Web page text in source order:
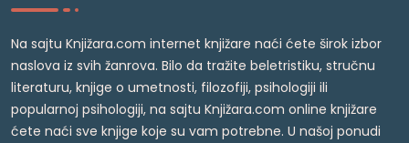
Na sajtu Knjižara.com internet knjižare naći ćete širok izbor
naslova iz svih žanrova. Bilo da tražite beletristiku, stručnu
literaturu, knjige o umetnosti, filozofiji, psihologiji ili
popularnoj psihologiji, na sajtu Knjižara.com online knjižare
ćete naći sve knjige koje su vam potrebne. U našoj ponudi